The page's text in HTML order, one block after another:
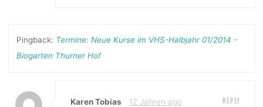
Pingback: Termine: Neue Kurse im VHS-Halbjahr 01/2014 -
Biogarten Thurner Hof
Karen Tobias 12 Jahren ago REPLY